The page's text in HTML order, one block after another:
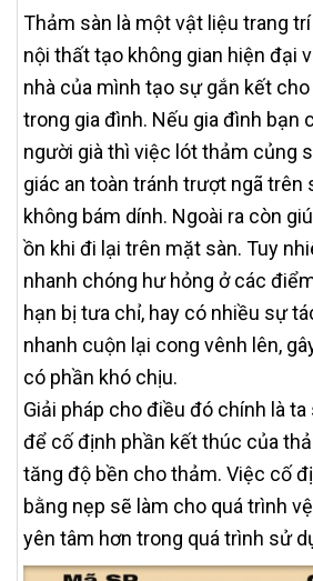
Thảm sàn là một vật liệu trang
nội thất tạo không gian hiện đại
nhà của mình tạo sự gắn kết
trong gia đình. Nếu gia đình bạn
người già thì việc lót thảm củng
giác an toàn tránh trượt ngã trên
không bám dính. Ngoài ra còn
ồn khi đi lại trên mặt sàn. Tuy
nhanh chóng hư hỏng ở các
hạn bị tưa chỉ, hay có nhiều sự
nhanh cuộn lại cong vênh lên,
có phần khó chịu.
Giải pháp cho điều đó chính là
để cố định phần kết thúc của
tăng độ bền cho thảm. Việc cố
bằng nẹp sẽ làm cho quá trình
yên tâm hơn trong quá trình sử